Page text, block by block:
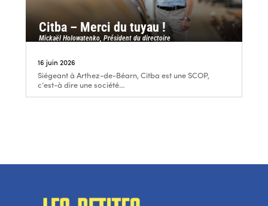
Citba – Merci du tuyau !
Mickaël Holowatenko, Président du directoire
16 juin 2026
Siégeant à Arthez-de-Béarn, Citba est une SCOP,
c’est-à dire une société...